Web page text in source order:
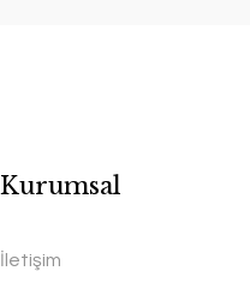
Kurumsal
İletişim